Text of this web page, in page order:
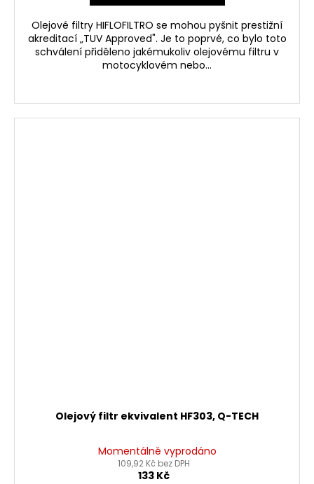
Olejové filtry HIFLOFILTRO se mohou pyšnit prestižní
akreditací „TUV Approved". Je to poprvé, co bylo toto
schválení přiděleno jakémukoliv olejovému filtru v
motocyklovém nebo...
Olejový filtr ekvivalent HF303, Q-TECH
Momentálně vyprodáno
109,92 Kč bez DPH
133 Kč